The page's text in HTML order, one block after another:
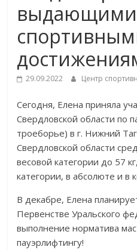
29.09.2022 Центр
Сегодня, Елена приняла
Свердловской области по
троеборье) в г. Нижний
Свердловской области
весовой категории до 57
категории, в абсолюте и в
В декабре, Елена
Первенстве Уральского
выполнение норматива
пауэрлифтингу!